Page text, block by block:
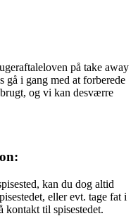
på take away
gå i gang med at forberede
og vi kan desværre
kan du dog altid
eller evt. tage fat i
kontakt til spisestedet.